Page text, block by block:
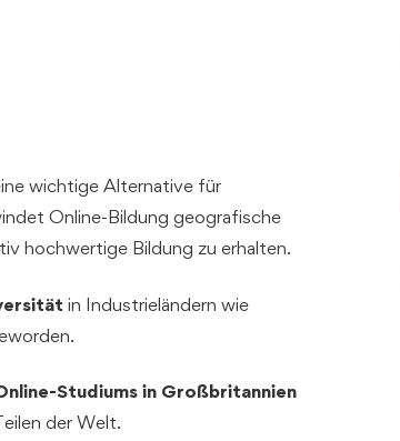
wichtige Alternative für
Online-Bildung geografische
hochwertige Bildung zu erhalten.
in Industrieländern wie
Studiums in Großbritannien
der Welt.